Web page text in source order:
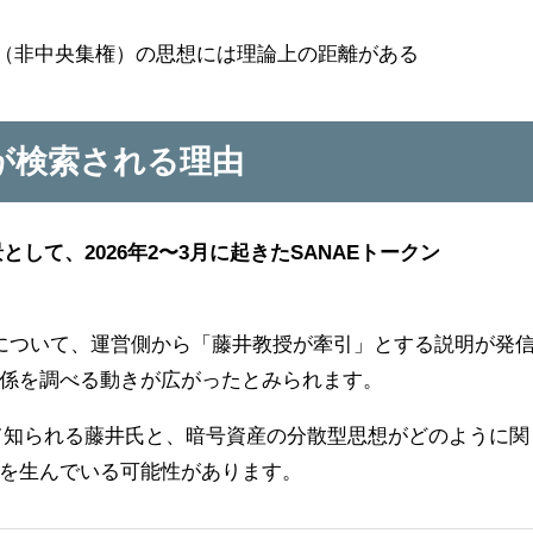
非中央集権）の思想には理論上の距離がある
検索される理由
して、2026年2〜3月に起きたSANAEトークン
いて、運営側から「藤井教授が牽引」とする説明が発
を調べる動きが広がったとみられます。
られる藤井氏と、暗号資産の分散型思想がどのように関
生んでいる可能性があります。